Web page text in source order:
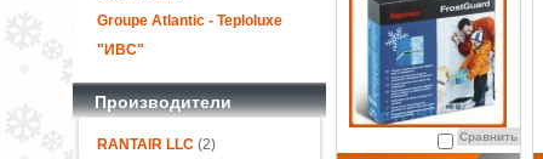
Groupe Atlantic - Teploluxe
"ИВС"
Производители
RANTAIR LLC(2) Сравнить